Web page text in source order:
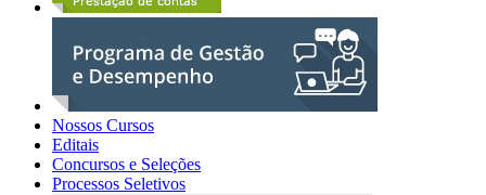
Nossos Cursos
Editais
Concursos e Seleções
Processos Seletivos